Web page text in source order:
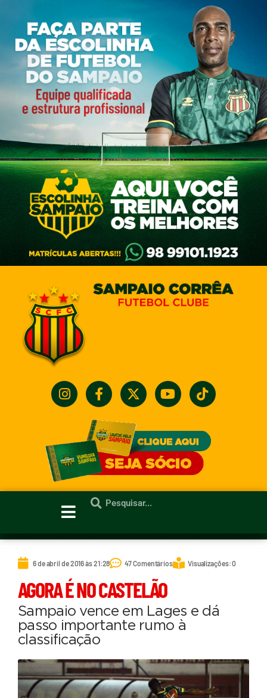
6 de abril de 2016 às 21:28 47 Comentários Visualizações: 0
AGORA É NO CASTELÃO
Sampaio vence em Lages e dá
passo importante rumo à
classificação